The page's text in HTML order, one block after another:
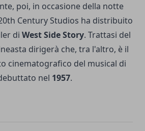
poi, in occasione della notte
Century Studios ha distribuito
di West Side Story. Trattasi del
dirigerà che, tra l'altro, è il
cinematografico del musical di
nel 1957.